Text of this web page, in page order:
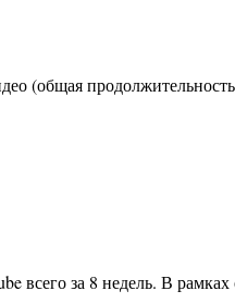
всего за 8 недель. В